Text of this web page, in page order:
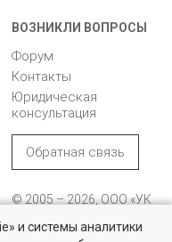
ВОЗНИКЛИ ВОПРОСЫ
Форум
Контакты
Юридическая
консультация
Обратная связь
© 2005 – 2026, ООО «УК
и системы аналитики